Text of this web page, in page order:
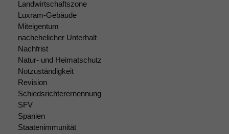
Landwirtschaftszone
Luxram-Gebäude
Miteigentum
nachehelicher Unterhalt
Nachfrist
Natur- und Heimatschutz
Notzuständigkeit
Revision
Schiedsrichterernennung
SFV
Spanien
Staatenimmunität